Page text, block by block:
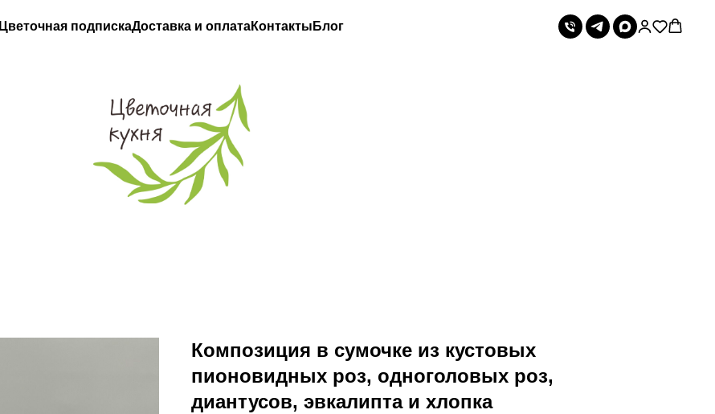
Цветочная подпискаДоставка и оплатаКонтакты Блог
Композиция в сумочке из кустовых
пионовидных роз, одноголовых роз,
диантусов, эвкалипта и хлопка